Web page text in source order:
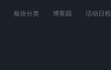
板块分类 博客园 活动日程